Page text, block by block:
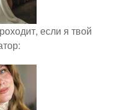
если я твой